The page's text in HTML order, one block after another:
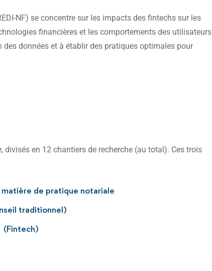
NF) se concentre sur les impacts des fintechs sur les
financières et les comportements des utilisateurs
données et à établir des pratiques optimales pour
divisés en 12 chantiers de recherche (au total). Ces trois
de pratique notariale
traditionnel)
(Fintech)